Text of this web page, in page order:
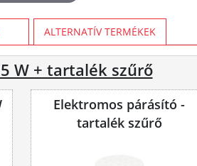
ALTERNATÍV TERMÉKEK
W + tartalék szűrő
Elektromos párásító -
tartalék szűrő